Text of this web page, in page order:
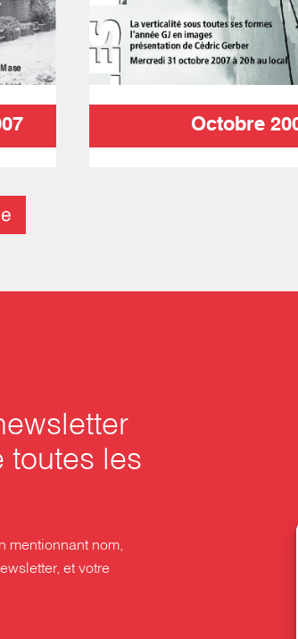
Octobre
toutes les
mentionnant nom,
et votre